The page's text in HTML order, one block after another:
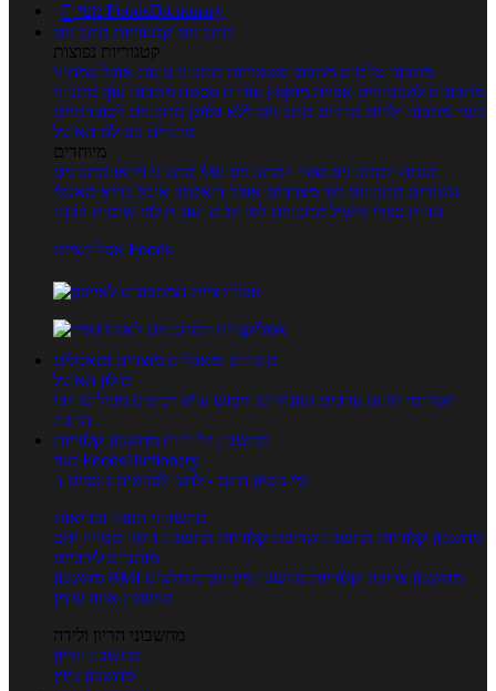

מנוי FoodsDictionary
מתכונים קטגוריות מתכונים
קטגוריות נפוצות
מתכוני סלטים מתכוני פשטידות מתכוני עוגות אוכל צמחוני
מתכונים לטבעוניים אפייה מוקפץ עוגיות פסטה מתכוני עוף מתכוני
בשר מתכוני ילדים מרקים מתכונים ללא גלוטן מתכונים לסוכרתיים
טרנדים בעולם האוכל
מיוחדים
מנתח המתכונים ספר המתכונים שלי מתכוני וידאו מתכונים
עשירים מתכונים לפי מצרכים אוכל דיאטטי אוכל בריא מאכלי
עדות ספרי בישול מתכונים לפי חגים ועונות לפי שיטות הכנה
אפליקציית Foods
מוצרים ומאכלים מוצרים ומאכלים
מילון האוכל
תפריטי תזונה ערכים תזונתיים חיפוש ע"פ רכיבים מכילים הכי
הרבה
מחשבון קלוריות מחשבון קלוריות
מנוי FoodsDictionary
5 ימי ניסיון חינם - לחצו לפרטים נוספים
מחשבוני תזונה ובריאות
מחשבון קלוריות מחשבון שריפת קלוריות מחשבון דופק מטרה יחס
מותניים לירכיים
מחשבון BMI
מחשבון צריכת קלוריות מחשבון מינונים מומלצים
מחשבון אחוז שומן
מחשבוני הריון ולידה
מחשבון הריון
מחשבון ביוץ